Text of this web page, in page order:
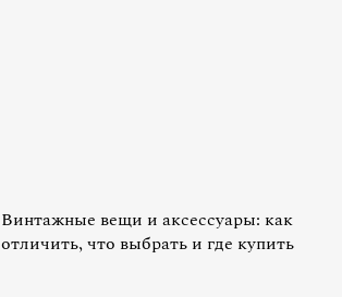
Винтажные вещи и аксессуары: как
отличить, что выбрать и где купить